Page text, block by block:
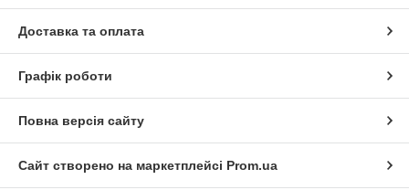
Доставка та оплата
Графік роботи
Повна версія сайту
Сайт створено на маркетплейсі Prom.ua